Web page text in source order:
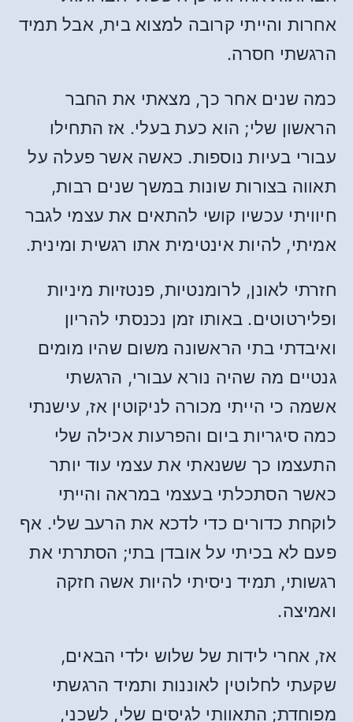
אחרות והייתי קרובה למצוא בית, אבל תמיד
הרגשתי חסרה.
כמה שנים אחר כך, מצאתי את החבר
הראשון שלי; הוא כעת בעלי. אז התחילו
עבורי בעיות נוספות. כאשה אשר פעלה על
תאווה בצורות שונות במשך שנים רבות,
חיוויתי עכשיו קושי להתאים את עצמי לגבר
אמיתי, להיות אינטימית אתו רגשית ומינית.
חזרתי לאונן, לרומנטיות, פנטזיות מיניות
ופלירטוטים. באותו זמן נכנסתי להריון
ואיבדתי בתי הראשונה משום שהיו מומים
גנטיים מה שהיה נורא עבורי, הרגשתי
אשמה כי הייתי מכורה לניקוטין אז, עישנתי
כמה סיגריות ביום והפרעות אכילה שלי
התעצמו כך ששנאתי את עצמי עוד יותר
כאשר הסתכלתי בעצמי במראה והייתי
לוקחת כדורים כדי לדכא את הרעב שלי. אף
פעם לא בכיתי על אובדן בתי; הסתרתי את
רגשותי, תמיד ניסיתי להיות אשה חזקה
ואמיצה.
אז, אחרי לידות של שלוש ילדי הבאים,
שקעתי לחלוטין לאוננות ותמיד הרגשתי
מפוחדת; התאוותי לגיסים שלי, לשכני,